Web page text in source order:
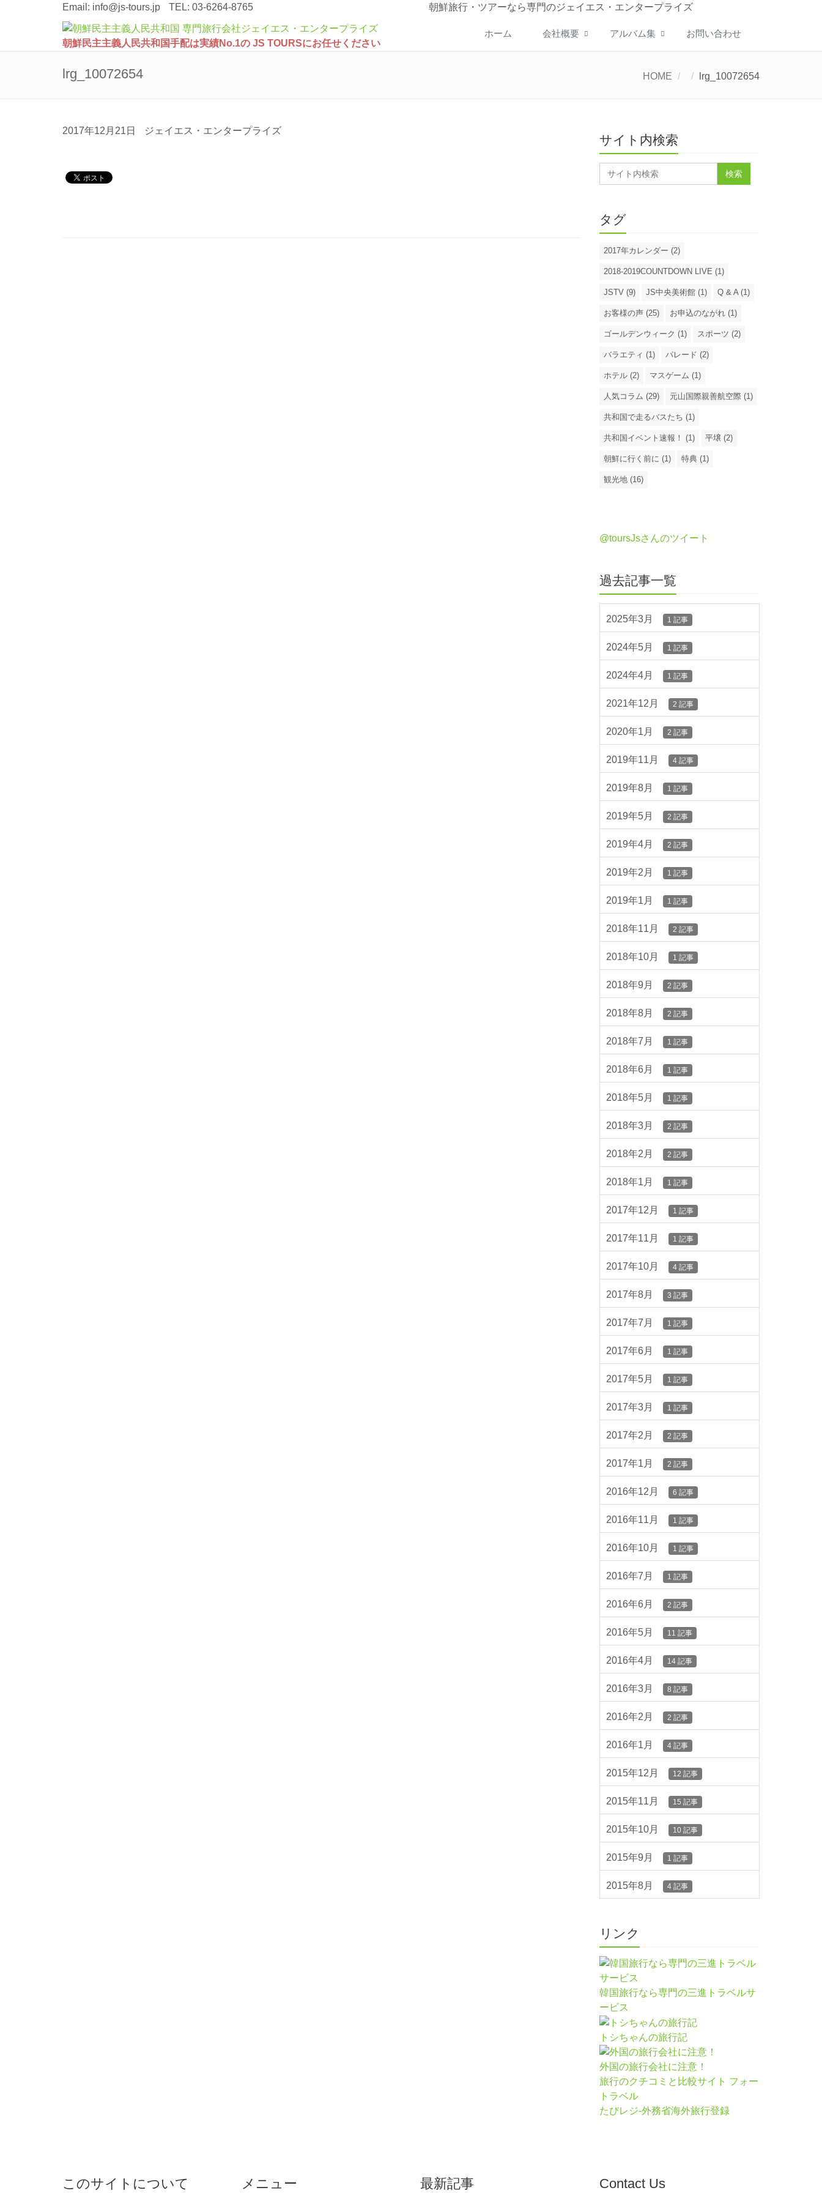
Email: info@js-tours.jp TEL: 03-6264-8765 朝鮮旅行・ツアーなら専門のジェイエス・エンタープライズ
朝鮮民主主義人民共和国手配は実績No.1の JS TOURSにお任せください
ホーム 会社概要 アルバム集 お問い合わせ
lrg_10072654 HOME lrg_10072654
2017年12月21日 ジェイエス・エンタープライズ
サイト内検索
タグ
2017年カレンダー (2)
2018-2019COUNTDOWN LIVE (1)
JSTV (9) JS中央美術館 (1) Q & A (1)
お客様の声 (25) お申込のながれ (1)
ゴールデンウィーク (1) スポーツ (2)
バラエティ (1) パレード (2)
ホテル (2) マスゲーム (1)
人気コラム (29) 元山国際親善航空際 (1)
共和国で走るバスたち (1)
共和国イベント速報！ (1) 平壌 (2)
朝鮮に行く前に (1) 特典 (1)
観光地 (16)
@toursJsさんのツイート
過去記事一覧
2025年3月 1 記事
2024年5月 1 記事
2024年4月 1 記事
2021年12月 2 記事
2020年1月 2 記事
2019年11月 4 記事
2019年8月 1 記事
2019年5月 2 記事
2019年4月 2 記事
2019年2月 1 記事
2019年1月 1 記事
2018年11月 2 記事
2018年10月 1 記事
2018年9月 2 記事
2018年8月 2 記事
2018年7月 1 記事
2018年6月 1 記事
2018年5月 1 記事
2018年3月 2 記事
2018年2月 2 記事
2018年1月 1 記事
2017年12月 1 記事
2017年11月 1 記事
2017年10月 4 記事
2017年8月 3 記事
2017年7月 1 記事
2017年6月 1 記事
2017年5月 1 記事
2017年3月 1 記事
2017年2月 2 記事
2017年1月 2 記事
2016年12月 6 記事
2016年11月 1 記事
2016年10月 1 記事
2016年7月 1 記事
2016年6月 2 記事
2016年5月 11 記事
2016年4月 14 記事
2016年3月 8 記事
2016年2月 2 記事
2016年1月 4 記事
2015年12月 12 記事
2015年11月 15 記事
2015年10月 10 記事
2015年9月 1 記事
2015年8月 4 記事
リンク
韓国旅行なら専門の三進トラベルサ
ービス
トシちゃんの旅行記
外国の旅行会社に注意！
旅行のクチコミと比較サイト フォー
トラベル
たびレジ-外務省海外旅行登録
このサイトについて メニュー 最新記事 Contact Us